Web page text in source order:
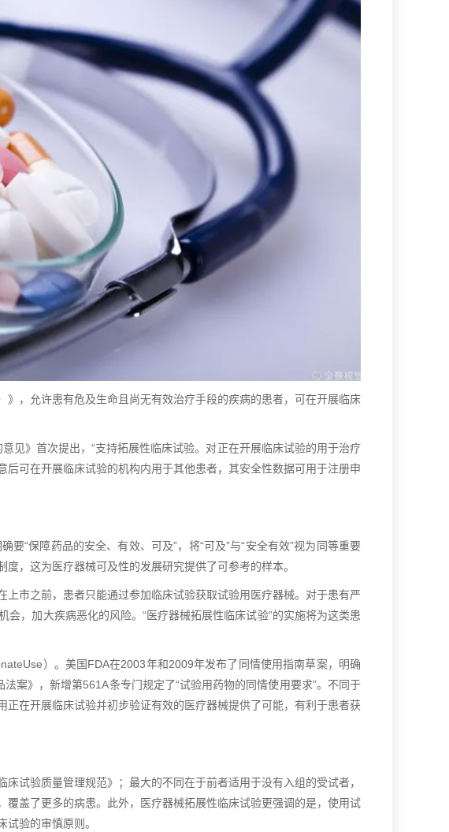
，允许患有危及生命且尚无有效治疗手段的疾病的患者，可在开展临床
见》首次提出，“支持拓展性临床试验。对正在开展临床试验的用于治疗
可在开展临床试验的机构内用于其他患者，其安全性数据可用于注册申
“保障药品的安全、有效、可及”，将“可及”与“安全有效”视为同等重要
，这为医疗器械可及性的发展研究提供了可参考的样本。
市之前，患者只能通过参加临床试验获取试验用医疗器械。对于患有严
，加大疾病恶化的风险。“医疗器械拓展性临床试验”的实施将为这类患
）。美国FDA在2003年和2009年发布了同情使用指南草案，明确
案》，新增第561A条专门规定了“试验用药物的同情使用要求”。不同于
在开展临床试验并初步验证有效的医疗器械提供了可能，有利于患者获
试验质量管理规范》；最大的不同在于前者适用于没有入组的受试者，
盖了更多的病患。此外，医疗器械拓展性临床试验更强调的是，使用试
验的审慎原则。